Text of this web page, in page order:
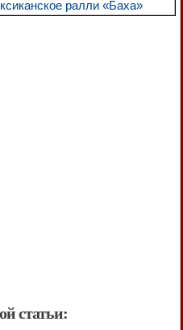
ралли «Баха»
статьи: